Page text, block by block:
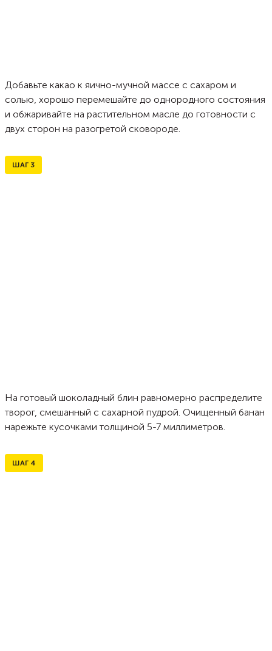
Добавьте какао к яично-мучной массе с сахаром и
солью, хорошо перемешайте до однородного состояния
и обжаривайте на растительном масле до готовности с
двух сторон на разогретой сковороде.
ШАГ 3
На готовый шоколадный блин равномерно распределите
творог, смешанный с сахарной пудрой. Очищенный банан
нарежьте кусочками толщиной 5-7 миллиметров.
ШАГ 4